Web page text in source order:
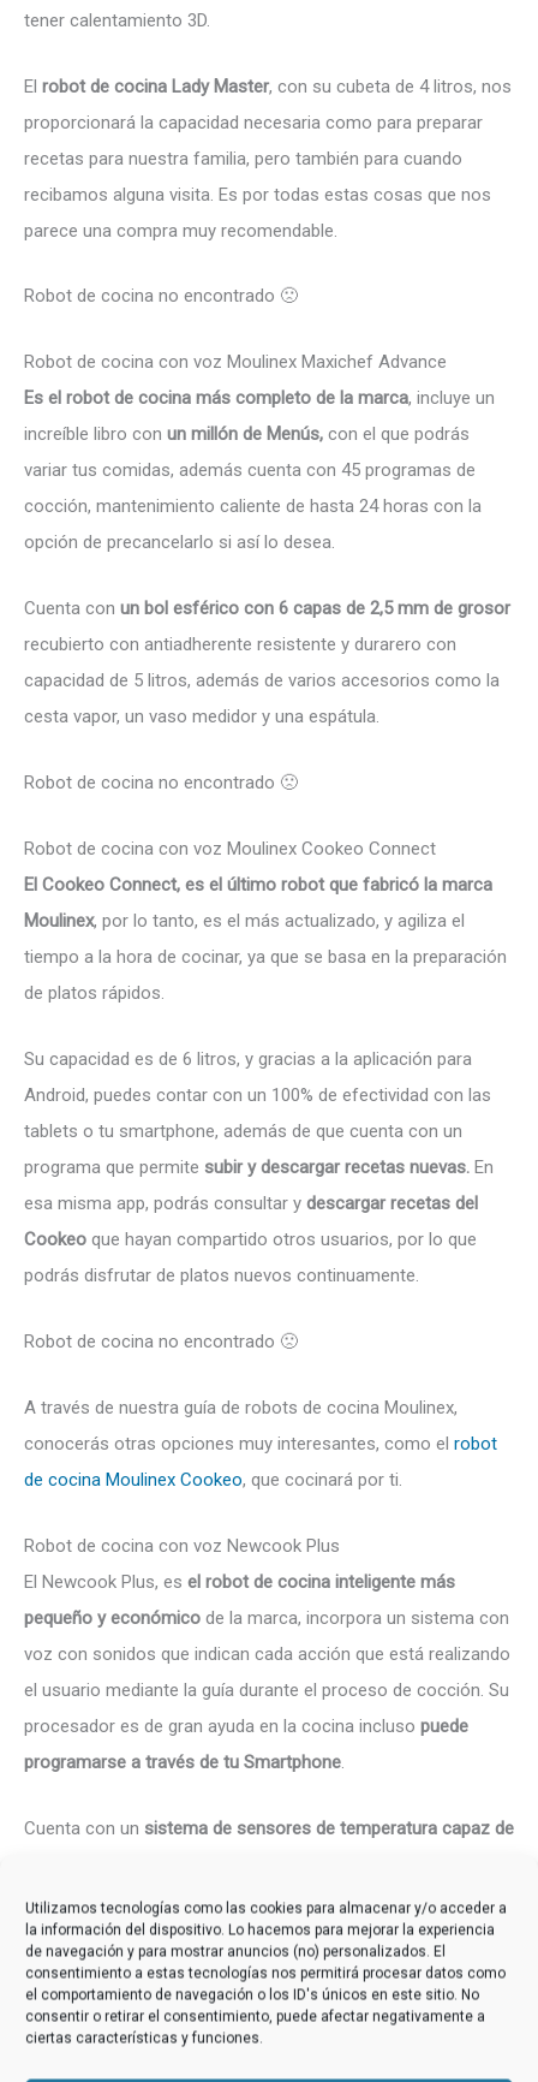
Utilizamos tecnologías como las cookies para almacenar y/o acceder a
la información del dispositivo. Lo hacemos para mejorar la experiencia
de navegación y para mostrar anuncios (no) personalizados. El
consentimiento a estas tecnologías nos permitirá procesar datos como
el comportamiento de navegación o los ID's únicos en este sitio. No
consentir o retirar el consentimiento, puede afectar negativamente a
ciertas características y funciones.
tener calentamiento 3D.
El robot de cocina Lady Master, con su cubeta de 4 litros, nos
proporcionará la capacidad necesaria como para preparar
recetas para nuestra familia, pero también para cuando
recibamos alguna visita. Es por todas estas cosas que nos
parece una compra muy recomendable.
Robot de cocina no encontrado 🙁
Robot de cocina con voz Moulinex Maxichef Advance
Es el robot de cocina más completo de la marca, incluye un
increíble libro con un millón de Menús, con el que podrás
variar tus comidas, además cuenta con 45 programas de
cocción, mantenimiento caliente de hasta 24 horas con la
opción de precancelarlo si así lo desea.
Cuenta con un bol esférico con 6 capas de 2,5 mm de grosor
recubierto con antiadherente resistente y durarero con
capacidad de 5 litros, además de varios accesorios como la
cesta vapor, un vaso medidor y una espátula.
Robot de cocina no encontrado 🙁
Robot de cocina con voz Moulinex Cookeo Connect
El Cookeo Connect, es el último robot que fabricó la marca
Moulinex, por lo tanto, es el más actualizado, y agiliza el
tiempo a la hora de cocinar, ya que se basa en la preparación
de platos rápidos.
Su capacidad es de 6 litros, y gracias a la aplicación para
Android, puedes contar con un 100% de efectividad con las
tablets o tu smartphone, además de que cuenta con un
programa que permite subir y descargar recetas nuevas. En
esa misma app, podrás consultar y descargar recetas del
Cookeo que hayan compartido otros usuarios, por lo que
podrás disfrutar de platos nuevos continuamente.
Robot de cocina no encontrado 🙁
A través de nuestra guía de robots de cocina Moulinex,
conocerás otras opciones muy interesantes, como el robot
de cocina Moulinex Cookeo, que cocinará por ti.
Robot de cocina con voz Newcook Plus
El Newcook Plus, es el robot de cocina inteligente más
pequeño y económico de la marca, incorpora un sistema con
voz con sonidos que indican cada acción que está realizando
el usuario mediante la guía durante el proceso de cocción. Su
procesador es de gran ayuda en la cocina incluso puede
programarse a través de tu Smartphone.
Cuenta con un sistema de sensores de temperatura capaz de
también posee 12 niveles de seguridad interpuestos y un
recetario con 200 recetas fáciles de preparar. Se trata de una
gran alternativa de otro gran súper ventas de la marca: el
robot de cocina Newcook Master 3D.
Robot de cocina no encontrado 🙁